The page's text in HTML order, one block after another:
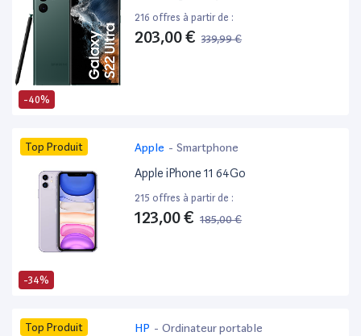
-40%
216 offres à partir de :
203,00 € 339,99 €
-34%
Top Produit Apple - Smartphone
Apple iPhone 11 64Go
215 offres à partir de :
123,00 € 185,00 €
Top Produit HP - Ordinateur portable